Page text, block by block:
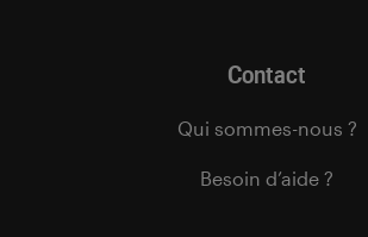
Contact
Qui sommes-nous ?
Besoin d’aide ?